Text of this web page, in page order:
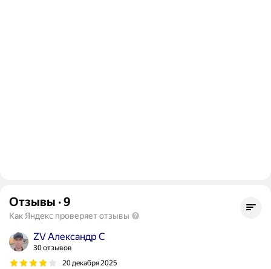
Отзывы ·9
Как Яндекс проверяет отзывы
ZV Александр С
30 отзывов
20 декабря 2025